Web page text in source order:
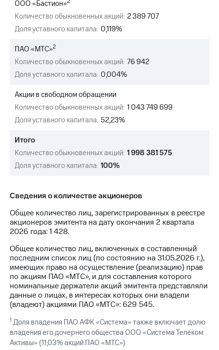
Контакты
в
и акционерам
управление
Корпоративный
секретарь
Информация
акционерам
Документы
Собрания
Личный
кабинет
акционера
капитал
Контроль
и
аудит
Рынок
акций
Программа
приобретения
Порядок
ООО «Бастион»
Количество обыкновенных акций: 2 389 707
Доля уставного капитала: 0,119%
ПАО «МТС»2
Количество обыкновенных акций: 76 942
Доля уставного капитала: 0,004%
Акции в свободном обращении
Количество обыкновенных акций: 1 043 749 699
Доля уставного капитала: 52,23%
Итого
Количество обыкновенных акций: 1 998 381 575
Доля уставного капитала: 100%
Сведения о количестве акционеров
Общее количество лиц, зарегистрированных в реестре
акционеров эмитента на дату окончания 2 квартала
2026 года: 1 428.
Общее количество лиц, включенных в составленный
последним список лиц (по состоянию на 31.05.2026 г.),
имеющих право на осуществление (реализацию) прав
по акциям ПАО «МТС», и для составления которого
номинальные держатели акций эмитента представляли
данные о лицах, в интересах которых они владели
(владеют) акциями ПАО «МТС»: 629 545.
1 Доля владения ПАО АФК «Система» также включает долю
владения его дочернего общества ООО «Система Телеком
Активы» (11,03% акций ПАО «МТС»).